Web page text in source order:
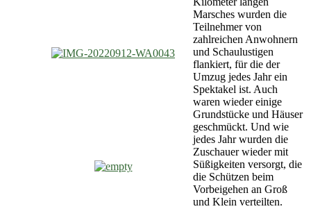
Marsches wurden die
Teilnehmer von
zahlreichen Anwohnern
und Schaulustigen
flankiert, für die der
Umzug jedes Jahr ein
Spektakel ist. Auch
waren wieder einige
Grundstücke und Häuser
geschmückt. Und wie
jedes Jahr wurden die
Zuschauer wieder mit
Süßigkeiten versorgt, die
die Schützen beim
Vorbeigehen an Groß
und Klein verteilten.